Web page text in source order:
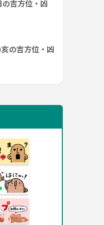
吉方位・凶
の吉方位・凶